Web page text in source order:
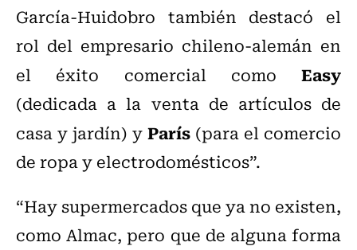
García-Huidobro también destacó el
rol del empresario chileno-alemán en
el éxito comercial como Easy
(dedicada a la venta de artículos de
casa y jardín) yParís (para el comercio
de ropa y electrodomésticos”.
“Hay supermercados que ya no existen,
como Almac, pero que de alguna forma